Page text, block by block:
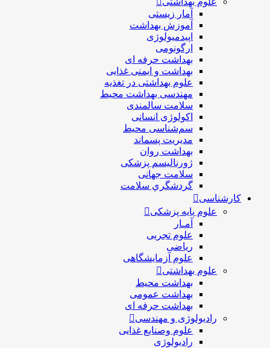
آمار زیستی
آموزش بهداشت
اپیدمیولوژی
ارگونومی
بهداشت حرفه ای
بهداشت و ایمنی غذایی
علوم بهداشتی در تغذیه
مهندسی بهداشت محيط
سلامت سالمندی
اکولوژی انسانی
سم‌شناسی محیط
مدیریت پسماند
بهداشت روان
ژورنالیسم پزشکی
سلامت جهانی
گردشگري سلامت
کارشناسی
علوم پایه پزشکی
آمـار
علوم تجربی
ریاضی
علوم آزمایشگاهی
علوم بهداشتی
بهداشت محیط
بهداشت عمومی
بهداشت حرفه ای
رادیولوژی و مهندسی
علوم وصنایع غذایی
رادیولوژی